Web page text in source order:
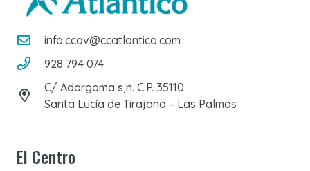
info.ccav@ccatlantico.com
928 794 074
C/ Adargoma s,n. C.P. 35110
Santa Lucía de Tirajana – Las Palmas
El Centro